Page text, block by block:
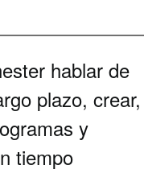
hablar de
plazo, crear,
y
tiempo